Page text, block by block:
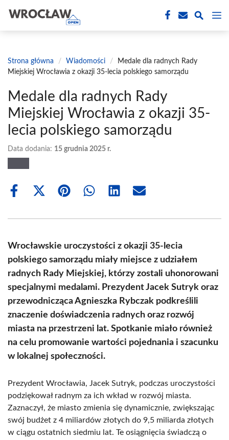
treści
Strona główna / Wiadomości /
Medale dla radnych Rady
Miejskiej Wrocławia z okazji 35-lecia polskiego samorządu
Medale dla radnych Rady
Miejskiej Wrocławia z okazji 35-
lecia polskiego samorządu
Data dodania: 15 grudnia 2025 r.
Share
Share
(Twitter)
Share Share Share Share
Wrocławskie uroczystości z okazji 35-lecia
polskiego samorządu miały miejsce z udziałem
radnych Rady Miejskiej, którzy zostali uhonorowani
specjalnymi medalami. Prezydent Jacek Sutryk oraz
przewodnicząca Agnieszka Rybczak podkreślili
znaczenie doświadczenia radnych oraz rozwój
miasta na przestrzeni lat. Spotkanie miało również
na celu promowanie wartości pojednania i szacunku
w lokalnej społeczności.
Prezydent Wrocławia, Jacek Sutryk, podczas uroczystości
podziękował radnym za ich wkład w rozwój miasta.
Zaznaczył, że miasto zmienia się dynamicznie, zwiększając
swój budżet z 4 miliardów złotych do 9,5 miliarda złotych
w ciągu ostatnich siedmiu lat. Te osiągnięcia świadczą o